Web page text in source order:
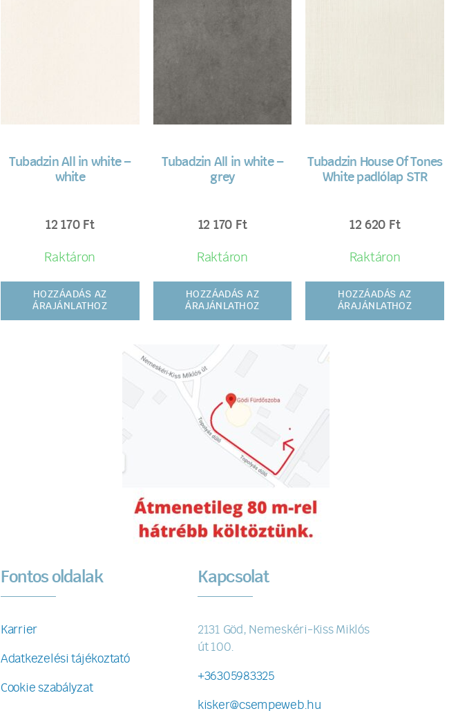
Tubadzin All in white –
white
12 170 Ft
Raktáron
HOZZÁADÁS AZ
ÁRAJÁNLATHOZ
Tubadzin All in white –
grey
12 170 Ft
Raktáron
HOZZÁADÁS AZ
ÁRAJÁNLATHOZ
Tubadzin House Of Tones
White padlólap STR
12 620 Ft
Raktáron
HOZZÁADÁS AZ
ÁRAJÁNLATHOZ
Fontos oldalak
Karrier
Adatkezelési tájékoztató
Cookie szabályzat
Kapcsolat
2131 Göd, Nemeskéri-Kiss Miklós
út 100.
+36305983325
kisker@csempeweb.hu